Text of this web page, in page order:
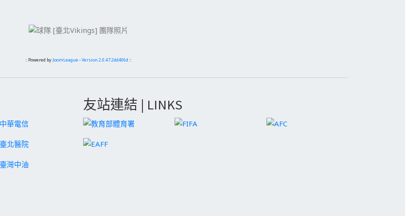
:: Powered by JoomLeague -Version 2.0.47.2dd406d ::
友站連結 | LINKS